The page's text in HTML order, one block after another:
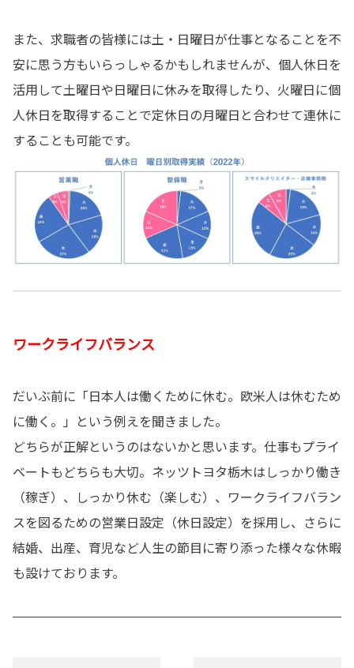
また、求職者の皆様には土・日曜日が仕事となることを不
安に思う方もいらっしゃるかもしれませんが、個人休日を
活用して土曜日や日曜日に休みを取得したり、火曜日に個
人休日を取得することで定休日の月曜日と合わせて連休に
することも可能です。
ワークライフバランス
だいぶ前に「日本人は働くために休む。欧米人は休むため
に働く。」という例えを聞きました。
どちらが正解というのはないかと思います。仕事もプライ
ベートもどちらも大切。ネッツトヨタ栃木はしっかり働き
（稼ぎ）、しっかり休む（楽しむ）、ワークライフバラン
スを図るための営業日設定（休日設定）を採用し、さらに
結婚、出産、育児など人生の節目に寄り添った様々な休暇
も設けております。